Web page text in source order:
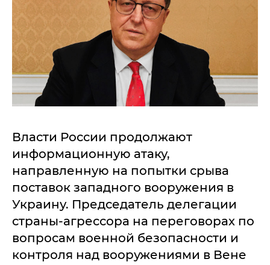
Власти России продолжают
информационную атаку,
направленную на попытки срыва
поставок западного вооружения в
Украину. Председатель делегации
страны-агрессора на переговорах по
вопросам военной безопасности и
контроля над вооружениями в Вене